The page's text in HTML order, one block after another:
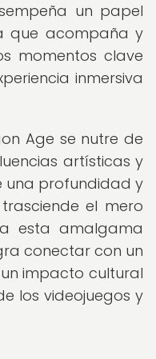
un papel
que acompaña y
momentos clave
inmersiva
Age se nutre de
artísticas y
una profundidad y
el mero
a esta amalgama
conectar con un
impacto cultural
los videojuegos y